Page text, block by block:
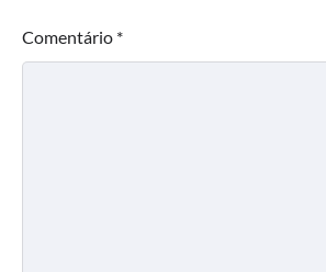
Comentário *